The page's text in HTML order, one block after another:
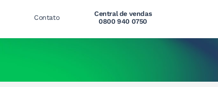
Contato
Central de vendas
0800 940 0750